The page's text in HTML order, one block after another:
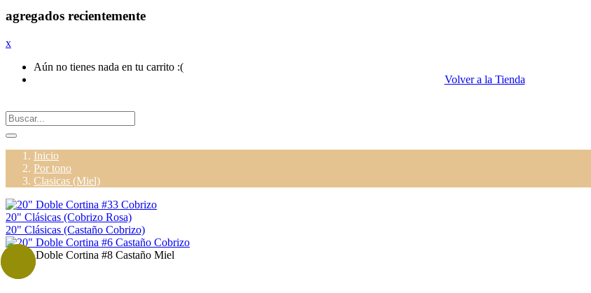
agregados recientemente
x
Aún no tienes nada en tu carrito :(
Volver a la Tienda
Inicio
Por tono
Clasicas (Miel)
20" Clásicas (Cobrizo Rosa)
20" Clásicas (Castaño Cobrizo)